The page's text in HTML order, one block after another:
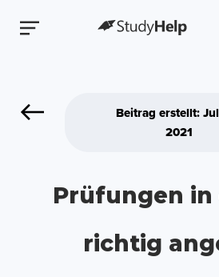
Beitrag erstellt:
2021
Prüfungen in
richtig